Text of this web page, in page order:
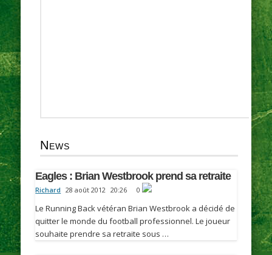
News
Eagles : Brian Westbrook prend sa retraite
Richard 28 août 2012 20:26 0
Le Running Back vétéran Brian Westbrook a décidé de
quitter le monde du football professionnel. Le joueur
souhaite prendre sa retraite sous …